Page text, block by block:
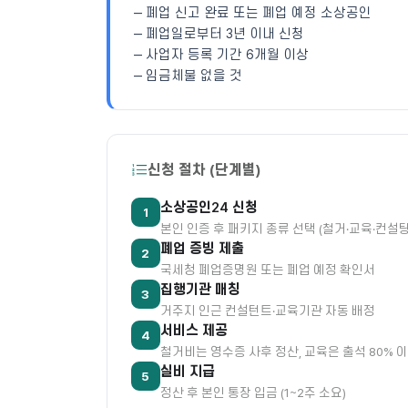
‒ 폐업 신고 완료 또는 폐업 예정 소상공인
‒ 폐업일로부터 3년 이내 신청
‒ 사업자 등록 기간 6개월 이상
‒ 임금체불 없을 것
신청 절차 (단계별)
1 소상공인24 신청
본인 인증 후 패키지 종류 선택 (철거·교육·컨설
2 폐업 증빙 제출
국세청 폐업증명원 또는 폐업 예정 확인서
3 집행기관 매칭
거주지 인근 컨설턴트·교육기관 자동 배정
4 서비스 제공
철거비는 영수증 사후 정산, 교육은 출석 80%
5 실비 지급
정산 후 본인 통장 입금 (1~2주 소요)